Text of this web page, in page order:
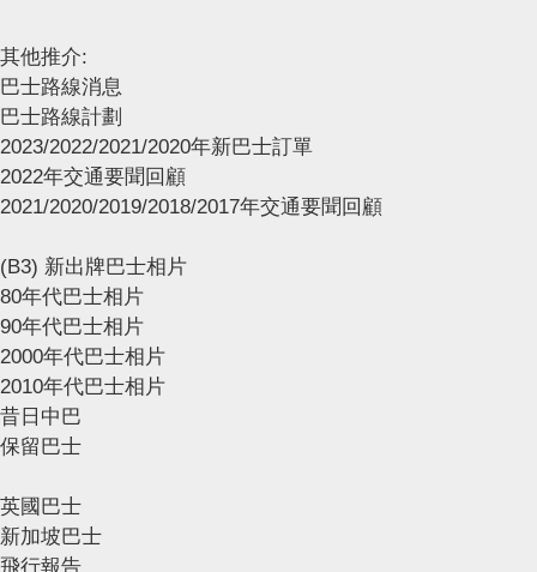
其他推介:
巴士路線消息
巴士路線計劃
2023/2022/2021/2020年新巴士訂單
2022年交通要聞回顧
2021/2020/2019/2018/2017年交通要聞回顧
(B3) 新出牌巴士相片
80年代巴士相片
90年代巴士相片
2000年代巴士相片
2010年代巴士相片
昔日中巴
保留巴士
英國巴士
新加坡巴士
飛行報告